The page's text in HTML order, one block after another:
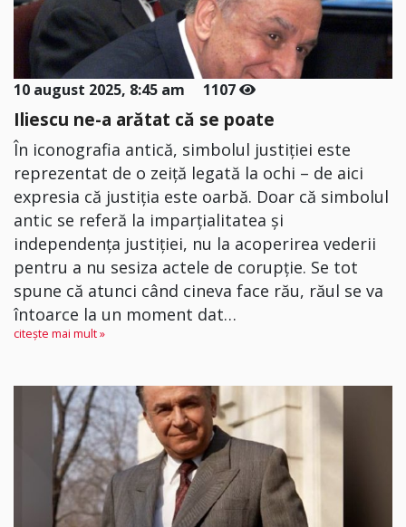
10 august 2025, 8:45 am 1107
Iliescu ne-a arătat că se poate
În iconografia antică, simbolul justiției este
reprezentat de o zeiță legată la ochi – de aici
expresia că justiția este oarbă. Doar că simbolul
antic se referă la imparțialitatea și
independența justiției, nu la acoperirea vederii
pentru a nu sesiza actele de corupție. Se tot
spune că atunci când cineva face rău, răul se va
întoarce la un moment dat…
citește mai mult »